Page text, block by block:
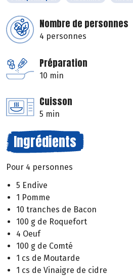
Nombre de personnes
4 personnes
Préparation
10 min
Cuisson
5 min
Ingrédients
Pour 4 personnes
5 Endive
1 Pomme
10 tranches de Bacon
100 g de Roquefort
4 Oeuf
100 g de Comté
1 cs de Moutarde
1 cs de Vinaigre de cidre